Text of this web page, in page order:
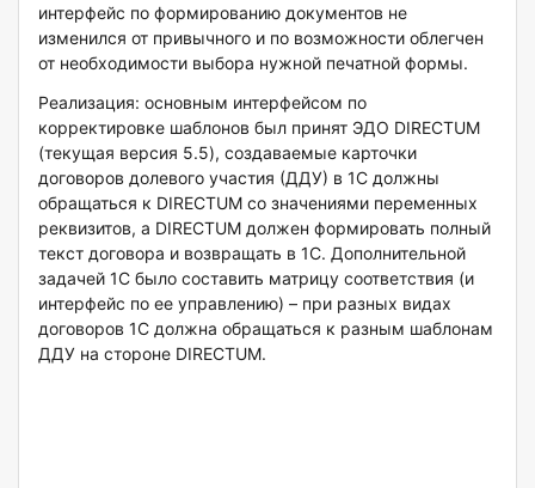
интерфейс по формированию документов не
изменился от привычного и по возможности облегчен
от необходимости выбора нужной печатной формы.
Реализация: основным интерфейсом по
корректировке шаблонов был принят ЭДО DIRECTUM
(текущая версия 5.5), создаваемые карточки
договоров долевого участия (ДДУ) в 1С должны
обращаться к DIRECTUM со значениями переменных
реквизитов, а DIRECTUM должен формировать полный
текст договора и возвращать в 1С. Дополнительной
задачей 1С было составить матрицу соответствия (и
интерфейс по ее управлению) – при разных видах
договоров 1С должна обращаться к разным шаблонам
ДДУ на стороне DIRECTUM.